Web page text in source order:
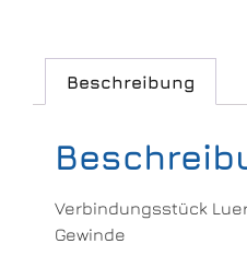
Beschreibung
Verbindungsstück
Gewinde